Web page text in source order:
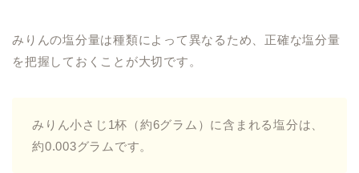
みりんの塩分量は種類によって異なるため、正確な塩分量
を把握しておくことが大切です。
みりん小さじ1杯（約6グラム）に含まれる塩分は、
約0.003グラムです。